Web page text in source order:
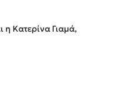
εσύ
η Κατερίνα Γιαμά,